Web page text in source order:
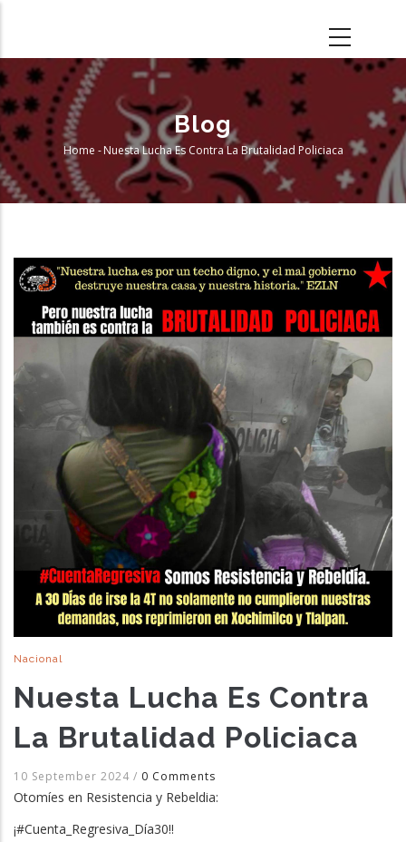
main
content
Blog
Breadcrumb
Home - Nuesta Lucha Es Contra La Brutalidad Policiaca
Nacional
Nuesta Lucha Es Contra
La Brutalidad Policiaca
10 September 2024 / 0 Comments
Otomíes en Resistencia y Rebeldia:
¡#Cuenta_Regresiva_Día30!!